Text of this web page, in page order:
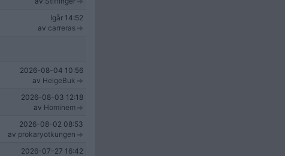
Igår 14:52
av carreras
2026-08-04 10:56
av HelgeBuk
2026-08-03 12:18
av Hominem
2026-08-02 08:53
av prokaryotkungen
2026-07-27 16:42